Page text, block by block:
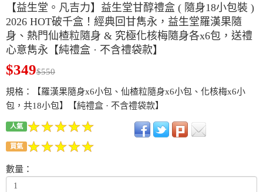
【益生堂。凡吉力】益生堂甘醇禮盒 ( 隨身18小包裝 )
2026 HOT破千盒！經典回甘雋永，益生堂羅漢果隨
身、熱門仙楂粒隨身 & 究極化核梅隨身各x6包，送禮
心意雋永【純禮盒 · 不含禮袋款】
$349$550
規格：【羅漢果隨身x6小包、仙楂粒隨身x6小包、化核梅x6小
包，共18小包】【純禮盒 · 不含禮袋款】
人氣
買氣
數量：